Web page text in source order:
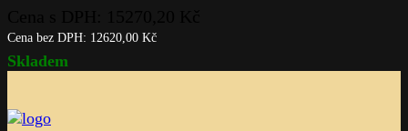
Cena bez DPH: 12620,00 Kč
Skladem